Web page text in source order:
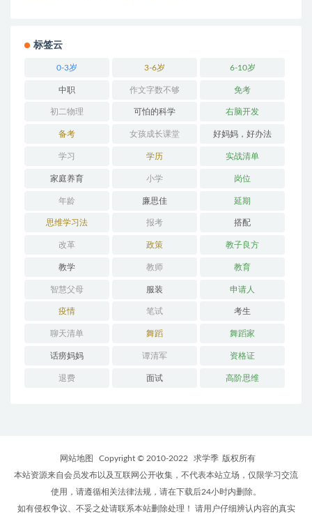
标签云
0-3岁 3-6岁 6-10岁
中职 作文字数不够 免考
初二物理 可怕的科学 右脑开发
备考 女孩成长课堂 好妈妈，好办法
学习 学历 实战清单
家庭养育 小学 岗位
年龄 廉思佳 延期
思维学习法 报考 搭配
改革 政策 教子良方
教学 教师 教育
智慧父母 服装 申请人
疫情 笔试 考生
聊天清单 舞蹈 舞蹈家
话痨妈妈 谭清军 资格证
退费 面试 高阶思维
网站地图 Copyright © 2010-2022 求学季 版权所有
本站资源来自会员发布以及互联网公开收集，不代表本站立场，仅限学习交流
使用，请遵循相关法律法规，请在下载后24小时内删除。
如有侵权争议、不妥之处请联系本站删除处理！ 请用户仔细辨认内容的真实